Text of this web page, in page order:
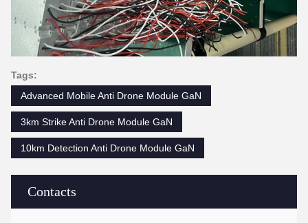
Contacts
Tags:
Advanced Mobile Anti Drone Module GaN
3km Strike Anti Drone Module GaN
10km Detection Anti Drone Module GaN